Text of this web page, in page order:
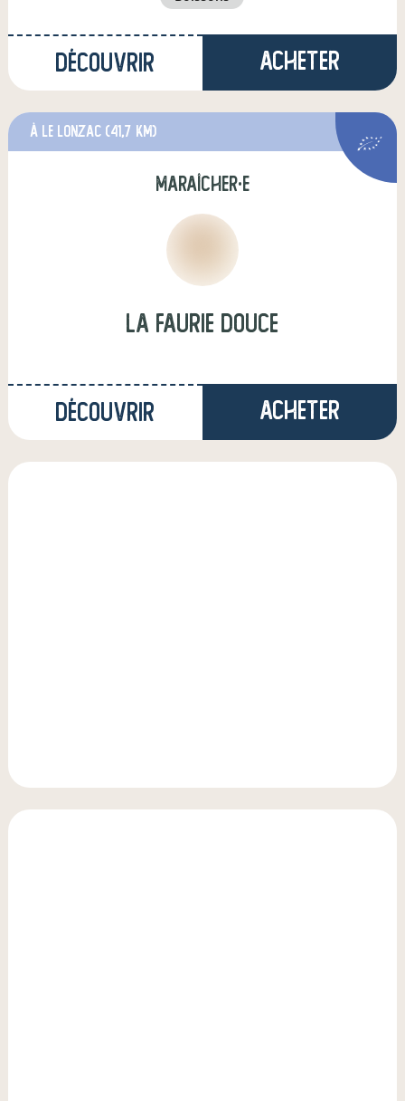
Découvrir Acheter
à Le Lonzac (41,7 km)
maraîcher·e
La Faurie Douce
Découvrir Acheter